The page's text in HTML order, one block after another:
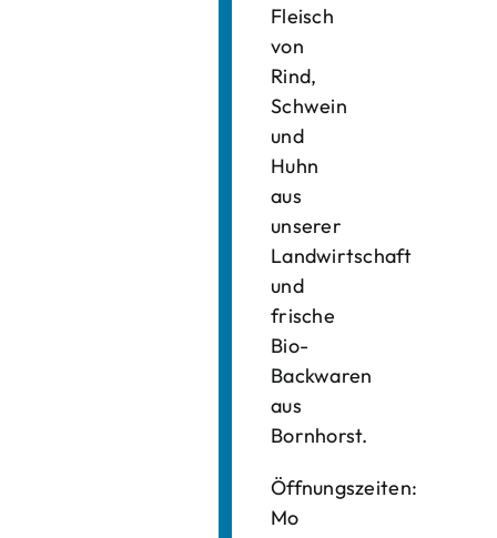
Fleisch
von
Rind,
Schwein
und
Huhn
aus
unserer
Landwirtschaft
und
frische
Bio-
Backwaren
aus
Bornhorst.
Öffnungszeiten:
Mo